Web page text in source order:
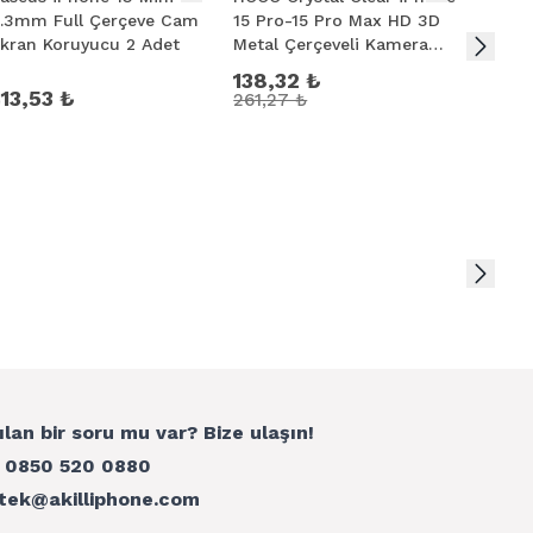
keskin nesneler ile bile Magic Glass çizilmez
Full Çerçeve Cam
Koruyucu 2 Adet
₺
15 Pro-15 Pro Max HD 3D
Metal Çerçeveli Kamera
138,32 ₺
261,27 ₺
bir soru mu var? Bize ulaşın!
0850 520 0880